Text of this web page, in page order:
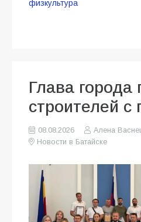
физкультура
Глава города
строителей с
08.08.2026
Алена
Новости в Батайске